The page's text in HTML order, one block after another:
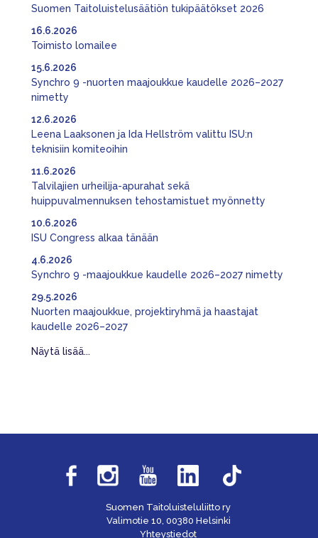
Suomen Taitoluistelusäätiön tukipäätökset 2026
Toimisto lomailee
16.6.2026
Synchro 9 -nuorten maajoukkue kaudelle 2026–2027
nimetty
15.6.2026
Leena Laaksonen ja Ida Hellström valittu ISU:n
teknisiin komiteoihin
12.6.2026
Talvilajien urheilija-apurahat sekä
huippuvalmennuksen tehostamistuet myönnetty
11.6.2026
ISU Congress alkaa tänään
10.6.2026
Synchro 9 -maajoukkue kaudelle 2026–2027 nimetty
4.6.2026
Nuorten maajoukkue, projektiryhmä ja haastajat
kaudelle 2026–2027
29.5.2026
Näytä lisää...
Suomen Taitoluisteluliitto ry
Valimotie 10, 00380 Helsinki
Yhteystiedot